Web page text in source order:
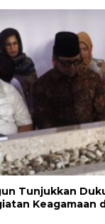
Tunjukkan
Keagamaan